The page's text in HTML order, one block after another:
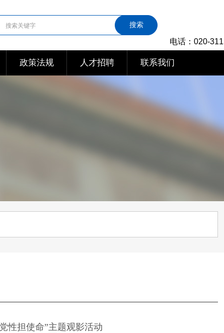
电话：020-
搜索
政策法规 人才招聘 联系我们
性担使命”主题观影活动